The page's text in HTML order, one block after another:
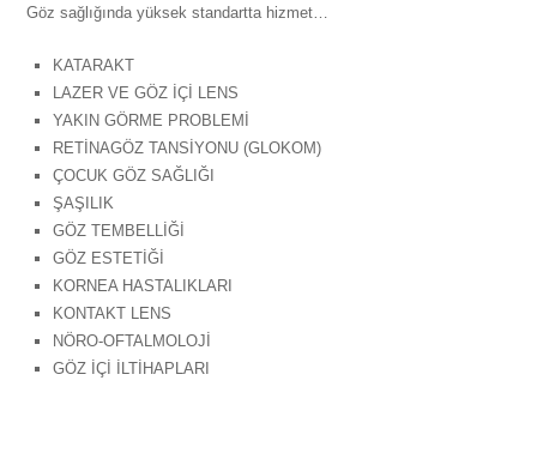
Göz sağlığında yüksek standartta hizmet…
KATARAKT
LAZER VE GÖZ İÇİ LENS
YAKIN GÖRME PROBLEMİ
RETİNAGÖZ TANSİYONU (GLOKOM)
ÇOCUK GÖZ SAĞLIĞI
ŞAŞILIK
GÖZ TEMBELLİĞİ
GÖZ ESTETİĞİ
KORNEA HASTALIKLARI
KONTAKT LENS
NÖRO-OFTALMOLOJİ
GÖZ İÇİ İLTİHAPLARI